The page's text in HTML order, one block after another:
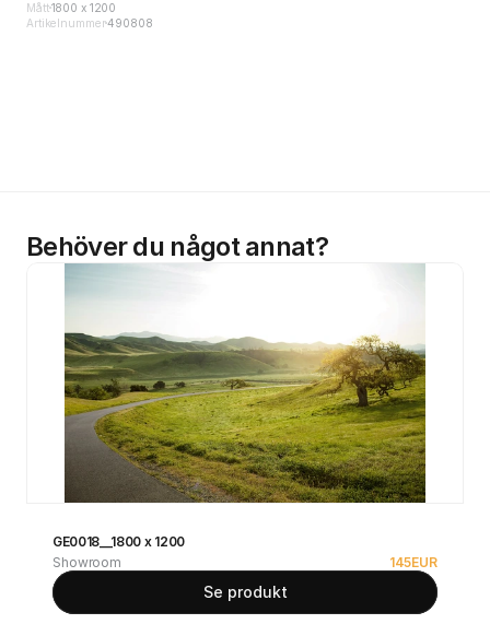
Mått1800 x 1200
Artikelnummer490808
Behöver du något annat?
GE0018__1800 x 1200
Showroom
145EUR
Se produkt